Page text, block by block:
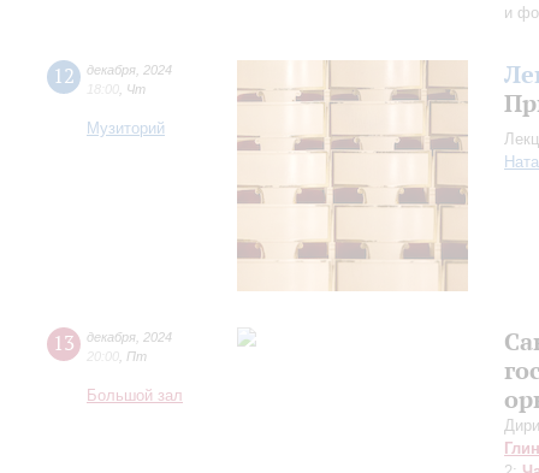
и
12 декабря 2024
18:00 Чт
Музиторий
13 декабря 2024
20:00 Пт
Большой зал